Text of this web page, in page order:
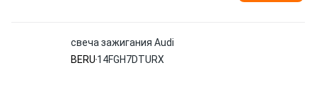
свеча зажигания Audi
BERU 14FGH7DTURX